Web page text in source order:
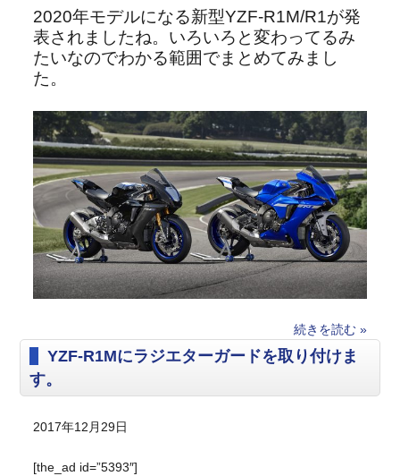
2020年モデルになる新型YZF-R1M/R1が発
表されましたね。いろいろと変わってるみ
たいなのでわかる範囲でまとめてみまし
た。
続きを読む »
YZF-R1Mにラジエターガードを取り付けま
す。
2017年12月29日
[the_ad id=”5393″]